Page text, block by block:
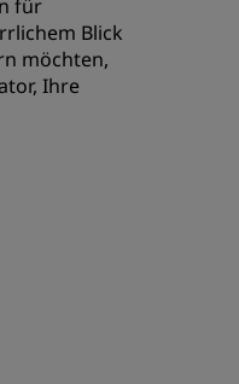
für
Blick
möchten,
Ihre